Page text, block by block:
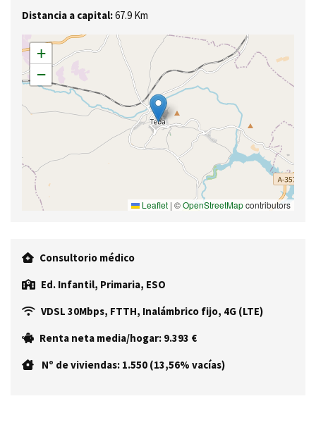
Distancia a capital:67.9 Km
+
−
Leaflet | ©OpenStreetMapcontributors
Consultorio médico
Ed. Infantil, Primaria, ESO
VDSL 30Mbps, FTTH, Inalámbrico fijo, 4G (LTE)
Renta neta media/hogar: 9.393 €
Nº de viviendas: 1.550 (13,56% vacías)